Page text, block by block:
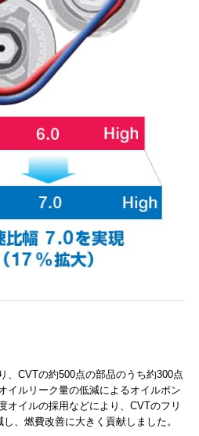
、CVTの約500点の部品のうち約300点
イルリーク量の低減によるオイルポン
オイルの採用などにより、CVTのフリ
、燃費改善に大きく貢献しました。